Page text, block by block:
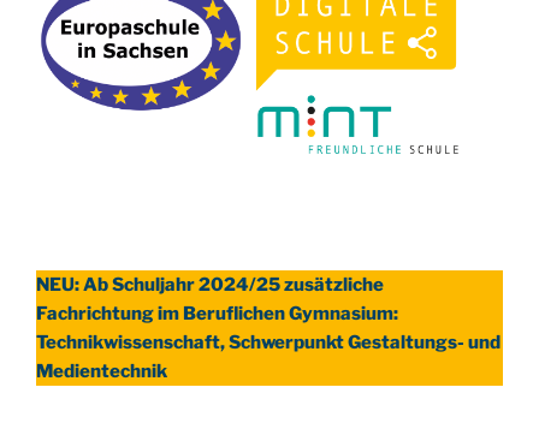
NEU: Ab Schuljahr 2024/25 zusätzliche
Fachrichtung im Beruflichen Gymnasium:
Technikwissenschaft, Schwerpunkt Gestaltungs- und
Medientechnik